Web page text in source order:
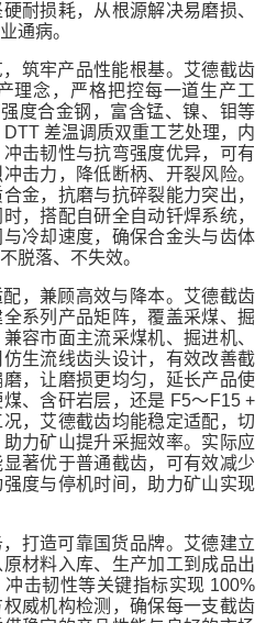
耐损耗，从根源解决易磨损、
通病。
筑牢产品性能根基。艾德截齿
理念，严格把控每一道生产工
度合金钢 ，富含锰、镍、钼等
DTT 差温调质双重工艺处理，内
击韧性与抗弯强度优异，可有
击力，降低断柄、开裂风险。
合金，抗磨与抗碎裂能力突出，
，搭配自研全自动钎焊系统，
冷却速度，确保合金头与齿体
脱落、不失效。
，兼顾高效与降本。艾德截齿
系列产品矩阵，覆盖采煤、掘
容市面主流采煤机、掘进机、
仿生流线齿头设计，有效改善截
，让磨损更均匀，延长产品使
、含矸岩层，还是 F5～F15 +
，艾德截齿均能稳定适配，切
力矿山提升采掘效率。实际应
著优于普通截齿，可有效减少
度与停机时间，助力矿山实现
打造可靠国货品牌。艾德建立
材料入库、生产加工到成品出
击韧性等关键指标实现 100%
威机构检测，确保每一支截齿